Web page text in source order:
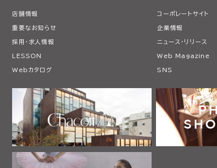
店舗情報 コーポレートサイト
重要なお知らせ 企業情報
採用・求人情報 ニュース・リリース
LESSON Web Magazine
Webカタログ SNS